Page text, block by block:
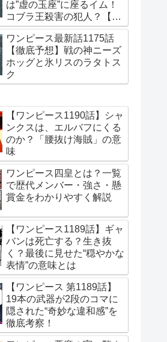
は”虚の玉座”に座るイム！
コブラ王殺害の犯人？【更
新・2026/7/15】
ワンピース最新話1175話
【徹底予想】戦の神ニーズ
ホッグと氷リスのラタトス
ク
【ワンピース1190話】シャ
ンクスは、エルバフにくる
のか？「腰抜け海賊」の意
味
ワンピース四皇とは？一覧
で歴代メンバー・強さ・懸
賞金をわかりやすく解説
【ワンピース1189話】ギャ
バンは死亡する？生き抜
く？最後に見せた“穏やかな
表情”の意味とは
【ワンピース 第1189話】
19本の武器が2段のコマに
隠された“奇妙な違和感”を
徹底考察！